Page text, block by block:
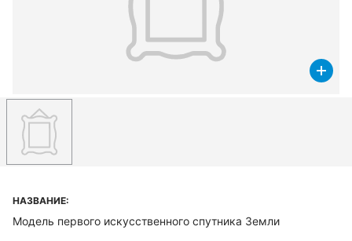
НАЗВАНИЕ:
Модель первого искусственного спутника Земли